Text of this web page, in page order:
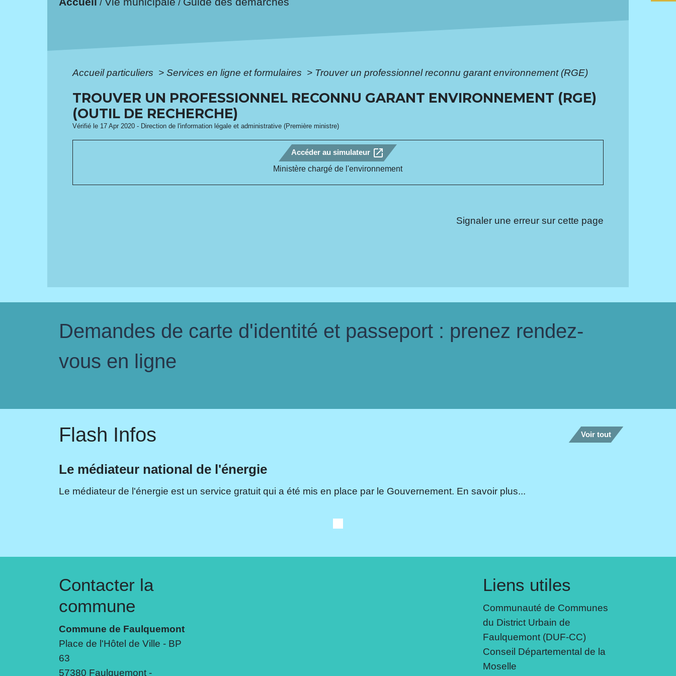
/ /
Accueil particuliers > Services en ligne et formulaires > Trouver un professionnel reconnu garant environnement (RGE)
TROUVER UN PROFESSIONNEL RECONNU GARANT ENVIRONNEMENT (RGE)
(OUTIL DE RECHERCHE)
Vérifié le 17 Apr 2020 - Direction de l'information légale et administrative (Première ministre)
Accéder au simulateur open_in_new
Ministère chargé de l'environnement
Signaler une erreur sur cette page
Demandes de carte d'identité et passeport : prenez rendez-
vous en ligne
Flash Infos Voir tout
Le médiateur national de l'énergie
Le médiateur de l'énergie est un service gratuit qui a été mis en place par le Gouvernement. En savoir plus...
Contacter la
commune
Commune de Faulquemont
Place de l'Hôtel de Ville - BP
63
57380 Faulquemont -
Liens utiles
Communauté de Communes
du District Urbain de
Faulquemont (DUF-CC)
Conseil Départemental de la
Moselle